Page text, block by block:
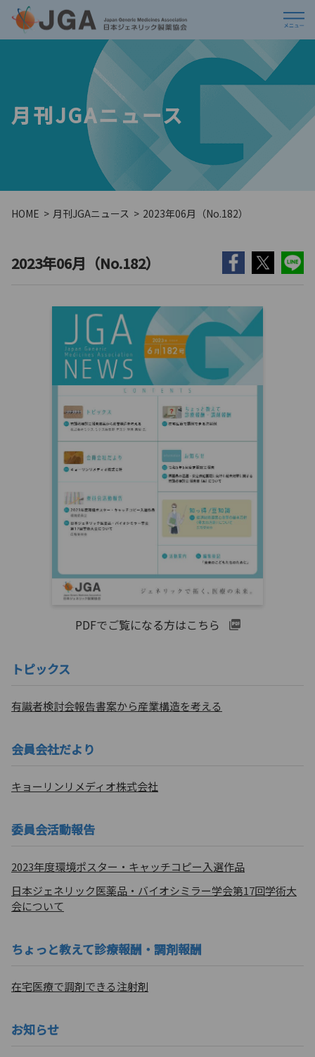
月刊JGAニュース
HOME 月刊JGAニュース 2023年06月（No.182）
2023年06月（No.182）
PDFでご覧になる方はこちら
トピックス
有識者検討会報告書案から産業構造を考える
会員会社だより
キョーリンリメディオ株式会社
委員会活動報告
2023年度環境ポスター・キャッチコピー入選作品
日本ジェネリック医薬品・バイオシミラー学会第17回学術大
会について
ちょっと教えて診療報酬・調剤報酬
在宅医療で調剤できる注射剤
お知らせ